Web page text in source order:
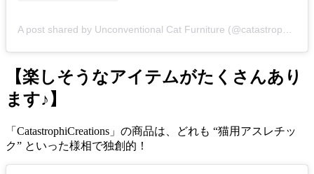
【楽しそうなアイテムがたくさんあり
ます♪】
「CatastrophiCreations」の商品は、どれも “猫用アスレチッ
ク” といった様相で独創的！